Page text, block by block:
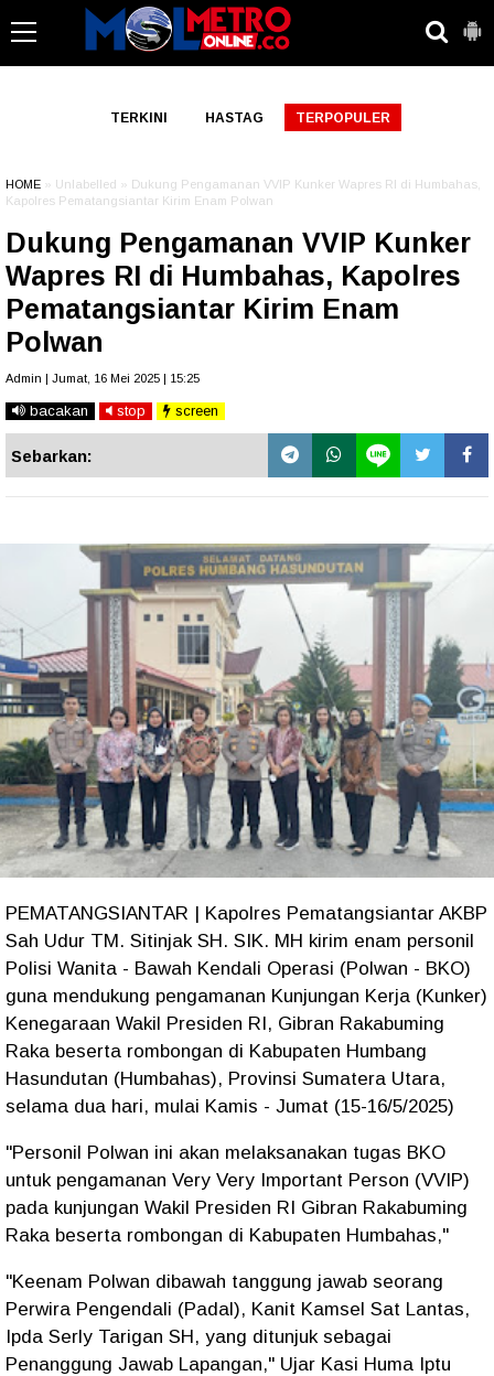
TERKINI HASTAG TERPOPULER
HOME » Unlabelled » Dukung Pengamanan VVIP Kunker Wapres RI di Humbahas,
Kapolres Pematangsiantar Kirim Enam Polwan
Dukung Pengamanan VVIP Kunker
Wapres RI di Humbahas, Kapolres
Pematangsiantar Kirim Enam
Polwan
Admin | Jumat, 16 Mei 2025 | 15:25
bacakan stop screen
Sebarkan:
PEMATANGSIANTAR | Kapolres Pematangsiantar AKBP
Sah Udur TM. Sitinjak SH. SIK. MH kirim enam personil
Polisi Wanita - Bawah Kendali Operasi (Polwan - BKO)
guna mendukung pengamanan Kunjungan Kerja (Kunker)
Kenegaraan Wakil Presiden RI, Gibran Rakabuming
Raka beserta rombongan di Kabupaten Humbang
Hasundutan (Humbahas), Provinsi Sumatera Utara,
selama dua hari, mulai Kamis - Jumat (15-16/5/2025)
"Personil Polwan ini akan melaksanakan tugas BKO
untuk pengamanan Very Very Important Person (VVIP)
pada kunjungan Wakil Presiden RI Gibran Rakabuming
Raka beserta rombongan di Kabupaten Humbahas,"
"Keenam Polwan dibawah tanggung jawab seorang
Perwira Pengendali (Padal), Kanit Kamsel Sat Lantas,
Ipda Serly Tarigan SH, yang ditunjuk sebagai
Penanggung Jawab Lapangan," Ujar Kasi Huma Iptu